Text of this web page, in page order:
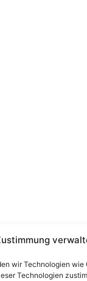
wir Technologien
Technologien